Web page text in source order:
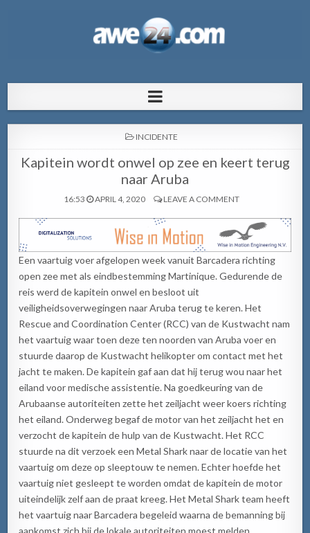
pa Aruba
POSTED
INCIDENTE
Kapitein wordt onwel op zee en keert terug
naar Aruba
16:53 APRIL 4, 2020 LEAVE A COMMENT
Een vaartuig voer afgelopen week vanuit Barcadera richting
open zee met als eindbestemming Martinique. Gedurende de
reis werd de kapitein onwel en besloot uit
veiligheidsoverwegingen naar Aruba terug te keren. Het
Rescue and Coordination Center (RCC) van de Kustwacht nam
het vaartuig waar toen deze ten noorden van Aruba voer en
stuurde daarop de Kustwacht helikopter om contact met het
jacht te maken. De kapitein gaf aan dat hij terug wou naar het
eiland voor medische assistentie. Na goedkeuring van de
Arubaanse autoriteiten zette het zeiljacht weer koers richting
het eiland. Onderweg begaf de motor van het zeiljacht het en
verzocht de kapitein de hulp van de Kustwacht. Het RCC
stuurde na dit verzoek een Metal Shark naar de locatie van het
vaartuig om deze op sleeptouw te nemen. Echter hoefde het
vaartuig niet gesleept te worden omdat de kapitein de motor
uiteindelijk zelf aan de praat kreeg. Het Metal Shark team heeft
het vaartuig naar Barcadera begeleid waarna de bemanning bij
aankomst zich bij de lokale autoriteiten moest melden.